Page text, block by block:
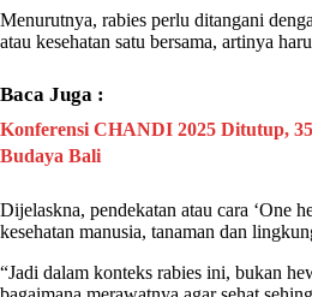
Menurutnya, rabies perlu ditangani
atau kesehatan satu bersama, artinya
Baca Juga :
Konferensi CHANDI 2025 Ditutup,
Budaya Bali
Dijelaskna, pendekatan atau cara ‘One
kesehatan manusia, tanaman dan
“Jadi dalam konteks rabies ini, bukan